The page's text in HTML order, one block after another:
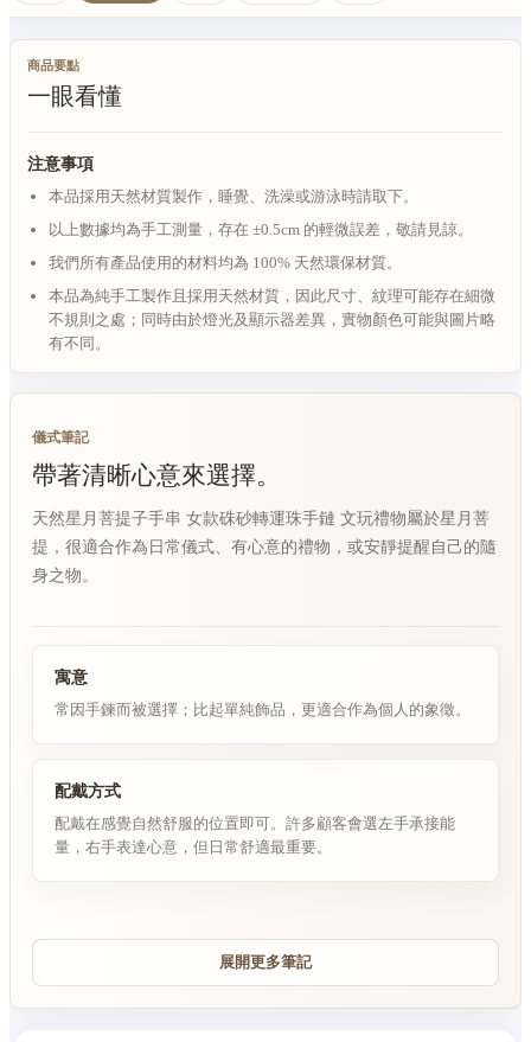
商品要點
一眼看懂
注意事項
本品採用天然材質製作，睡覺、洗澡或游泳時請取下。
以上數據均為手工測量，存在 ±0.5cm 的輕微誤差，敬請見諒。
我們所有產品使用的材料均為 100% 天然環保材質。
本品為純手工製作且採用天然材質，因此尺寸、紋理可能存在細微
不規則之處；同時由於燈光及顯示器差異，實物顏色可能與圖片略
有不同。
儀式筆記
帶著清晰心意來選擇。
天然星月菩提子手串 女款硃砂轉運珠手鏈 文玩禮物屬於星月菩
提，很適合作為日常儀式、有心意的禮物，或安靜提醒自己的隨
身之物。
寓意
常因手鍊而被選擇；比起單純飾品，更適合作為個人的象徵。
配戴方式
配戴在感覺自然舒服的位置即可。許多顧客會選左手承接能
量，右手表達心意，但日常舒適最重要。
展開更多筆記